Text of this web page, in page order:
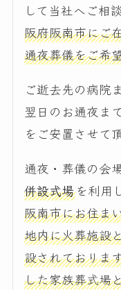
して当社へご相
阪府阪南市にご
通夜葬儀をご希
ご逝去先の病院
翌日のお通夜ま
をご安置させて
通夜・葬儀の会
併設式場を利用
阪南市にお住ま
地内に火葬施設
設されておりま
した家族葬式場